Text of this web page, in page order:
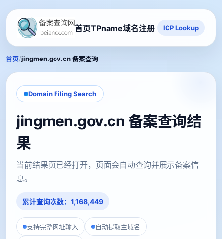
首页TPname域名注册 ICP Lookup
首页/jingmen.gov.cn 备案查询
Domain Filing Search
jingmen.gov.cn 备案查询结
果
当前结果页已经打开，页面会自动查询并展示备案信
息。
累计查询次数：1,168,449
支持完整网址输入 自动提取主域名